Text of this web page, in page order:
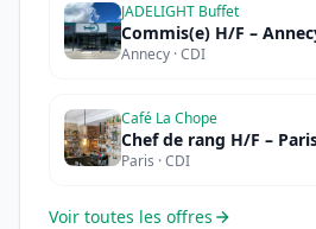
JADELIGHT Buffet
Commis(e) H/F –
Annecy · CDI
Café La Chope
Chef de rang H/F –
Paris · CDI
Voir toutes les offres